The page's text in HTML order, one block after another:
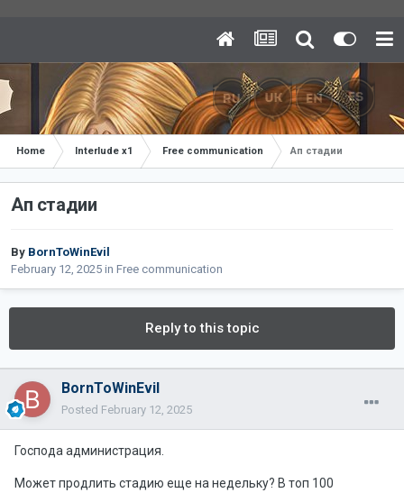
Home Interlude x1 Free communication Ап стадии
Ап стадии
By BornToWinEvil
February 12, 2025 in Free communication
Reply to this topic
BornToWinEvil
Posted February 12, 2025
Господа администрация.
Может продлить стадию еще на недельку? В топ 100